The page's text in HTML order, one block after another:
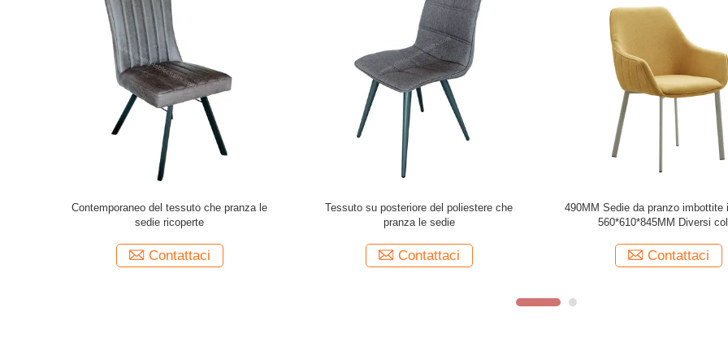
Sedie da pranzo in tessuto moderno
600*520*870
Contattaci
Tessuto moderno che pranza sedia in vari
colori 590*530*900mm
Contattaci
Tessuto del poliestere ricoperto
sedie, sedia dell'interno del salone
Contattaci